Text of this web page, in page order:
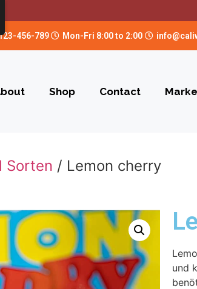
456-789 Mon-Fri 8:00 to 2:00
Shop Contact
Sorten / Lemon cherry
und